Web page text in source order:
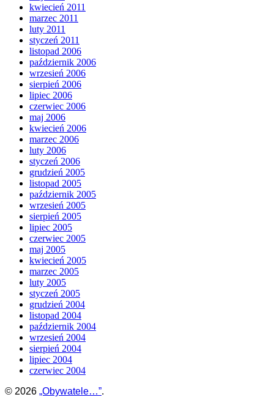
kwiecień 2011
marzec 2011
luty 2011
styczeń 2011
listopad 2006
październik 2006
wrzesień 2006
sierpień 2006
lipiec 2006
czerwiec 2006
maj 2006
kwiecień 2006
marzec 2006
luty 2006
styczeń 2006
grudzień 2005
listopad 2005
październik 2005
wrzesień 2005
sierpień 2005
lipiec 2005
czerwiec 2005
maj 2005
kwiecień 2005
marzec 2005
luty 2005
styczeń 2005
grudzień 2004
listopad 2004
październik 2004
wrzesień 2004
sierpień 2004
lipiec 2004
czerwiec 2004
© 2026 „Obywatele…”.